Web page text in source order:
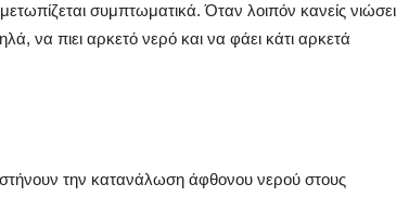
συμπτωματικά. Όταν λοιπόν κανείς νιώσει
να πιει αρκετό νερό και να φάει κάτι αρκετά
την κατανάλωση άφθονου νερού στους